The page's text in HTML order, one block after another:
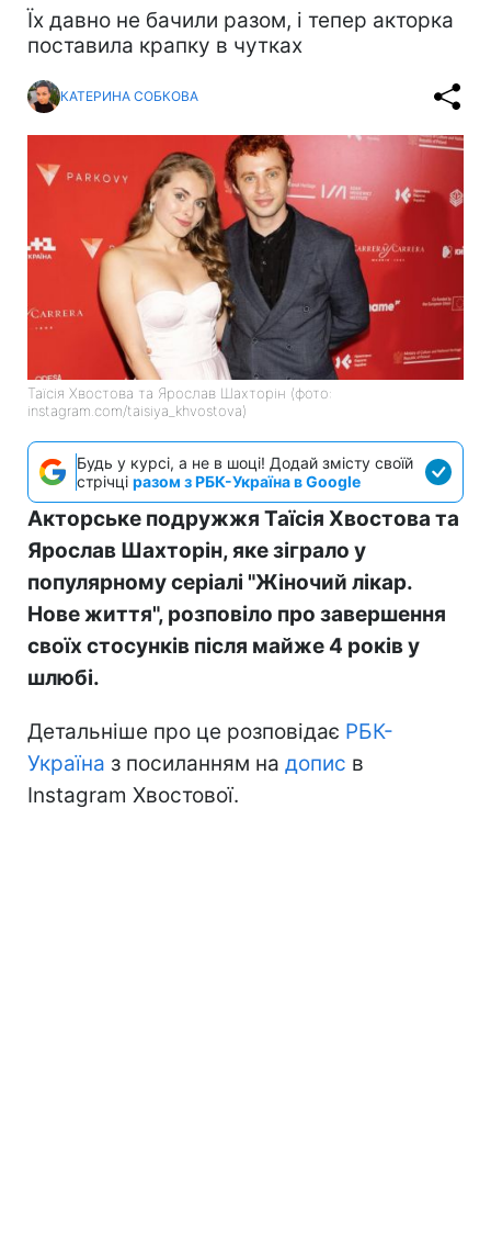
Їх давно не бачили разом, і тепер акторка
поставила крапку в чутках
КАТЕРИНА СОБКОВА
Таїсія Хвостова та Ярослав Шахторін (фото:
instagram.com/taisiya_khvostova)
Будь у курсі, а не в шоці! Додай змісту своїй
стрічці разом з РБК-Україна в Google
Акторське подружжя Таїсія Хвостова та
Ярослав Шахторін, яке зіграло у
популярному серіалі "Жіночий лікар.
Нове життя", розповіло про завершення
своїх стосунків після майже 4 років у
шлюбі.
Детальніше про це розповідає РБК-
Україна з посиланням на допис в
Instagram Хвостової.